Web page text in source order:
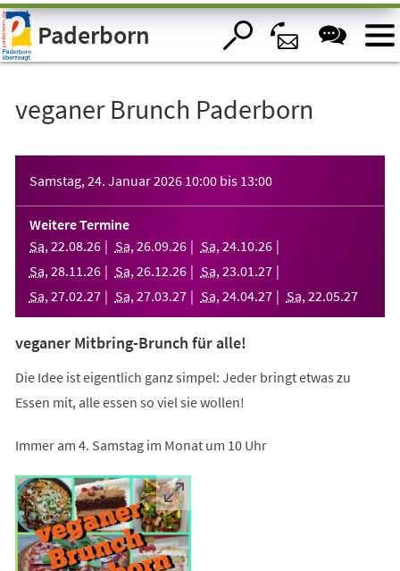
Visuelle
Assistenzsoftware
öffnen.Paderborn
veganer Brunch Paderborn
Samstag, 24. Januar 2026 10:00 bis 13:00
Weitere Termine
Sa, 22.08.26 Sa, 26.09.26 Sa, 24.10.26
Sa, 28.11 .26 Sa, 26.12.26 Sa, 23.01 .27
Sa, 27.02.27 Sa, 27.03.27 Sa, 24.04.27 Sa, 22.05.27
veganer Mitbring-Brunch für alle!
Die Idee ist eigentlich ganz simpel: Jeder bringt etwas zu
Essen mit, alle essen so viel sie wollen!
Immer am 4. Samstag im Monat um 10 Uhr